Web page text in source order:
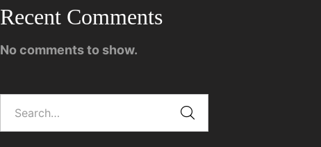
Recent Comments
No comments to show.